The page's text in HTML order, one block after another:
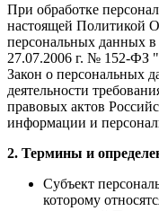
При обработке
настоящей Политикой
персональных данных
27.07.2006 г. № 152-ФЗ
Закон о персональных
деятельности
правовых актов
информации и
2. Термины и
Субъект
которому